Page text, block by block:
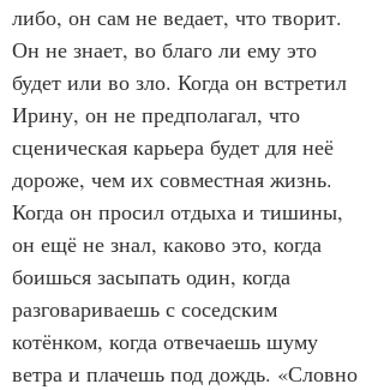
либо, он сам не ведает, что творит.
Он не знает, во благо ли ему это
будет или во зло. Когда он встретил
Ирину, он не предполагал, что
сценическая карьера будет для неё
дороже, чем их совместная жизнь.
Когда он просил отдыха и тишины,
он ещё не знал, каково это, когда
боишься засыпать один, когда
разговариваешь с соседским
котёнком, когда отвечаешь шуму
ветра и плачешь под дождь. «Словно